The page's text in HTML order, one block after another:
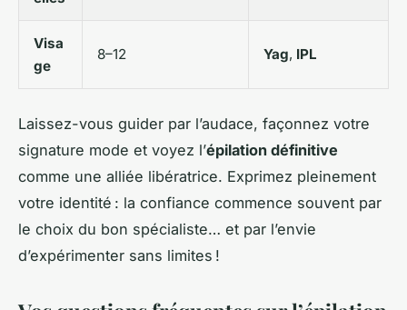
Visa
ge
8–12 Yag, IPL
Laissez-vous guider par l’audace, façonnez votre
signature mode et voyez l’épilation définitive
comme une alliée libératrice. Exprimez pleinement
votre identité : la confiance commence souvent par
le choix du bon spécialiste… et par l’envie
d’expérimenter sans limites !